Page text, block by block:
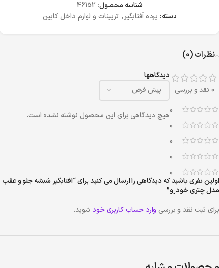
شناسه محصول: 46152
دسته: پرده آفتابگیر, تزیینات و لوازم داخل کابین
نظرات (0)
0 نقد و بررسی
0
0
0
0
0
دیدگاهها
هیچ دیدگاهی برای این محصول نوشته نشده است.
اولین نفری باشید که دیدگاهی را ارسال می کنید برای “افتابگیر شیشه جلو و عقب
مدل چتری خودرو”
برای ثبت نقد و بررسی وارد حساب کاربری خود شوید.